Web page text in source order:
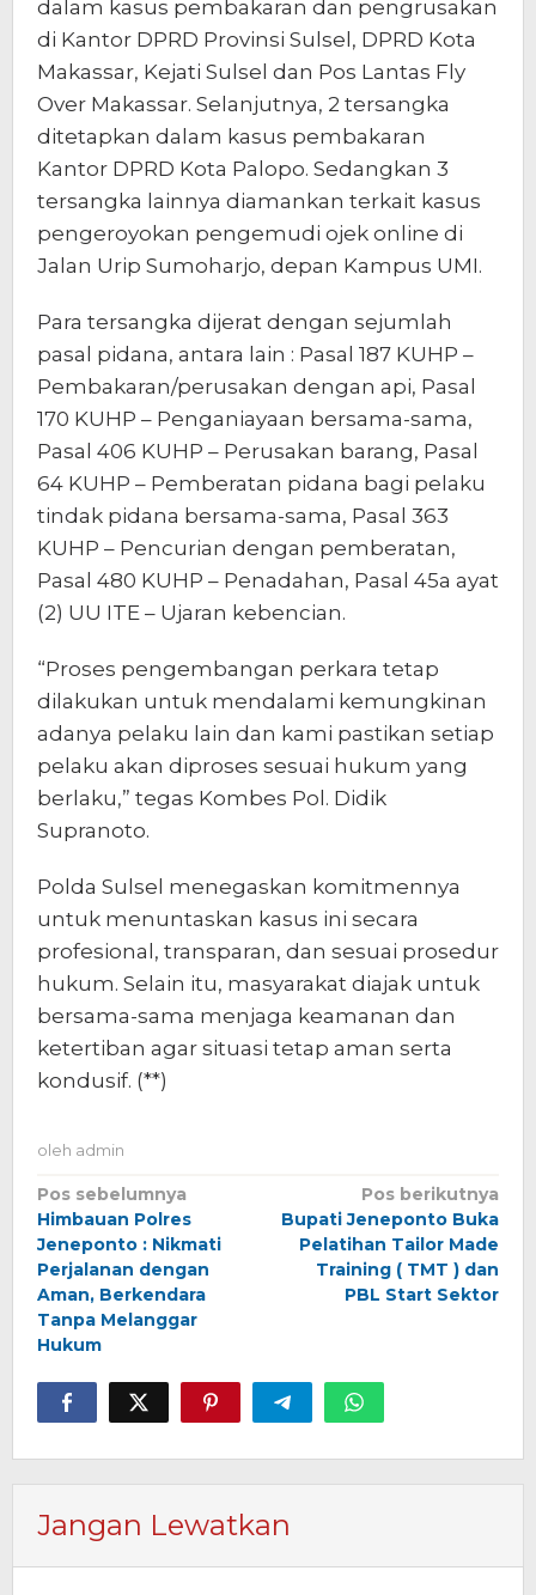
dalam kasus pembakaran dan pengrusakan
di Kantor DPRD Provinsi Sulsel, DPRD Kota
Makassar, Kejati Sulsel dan Pos Lantas Fly
Over Makassar. Selanjutnya, 2 tersangka
ditetapkan dalam kasus pembakaran
Kantor DPRD Kota Palopo. Sedangkan 3
tersangka lainnya diamankan terkait kasus
pengeroyokan pengemudi ojek online di
Jalan Urip Sumoharjo, depan Kampus UMI.
Para tersangka dijerat dengan sejumlah
pasal pidana, antara lain : Pasal 187 KUHP –
Pembakaran/perusakan dengan api, Pasal
170 KUHP – Penganiayaan bersama-sama,
Pasal 406 KUHP – Perusakan barang, Pasal
64 KUHP – Pemberatan pidana bagi pelaku
tindak pidana bersama-sama, Pasal 363
KUHP – Pencurian dengan pemberatan,
Pasal 480 KUHP – Penadahan, Pasal 45a ayat
(2) UU ITE – Ujaran kebencian.
“Proses pengembangan perkara tetap
dilakukan untuk mendalami kemungkinan
adanya pelaku lain dan kami pastikan setiap
pelaku akan diproses sesuai hukum yang
berlaku,” tegas Kombes Pol. Didik
Supranoto.
Polda Sulsel menegaskan komitmennya
untuk menuntaskan kasus ini secara
profesional, transparan, dan sesuai prosedur
hukum. Selain itu, masyarakat diajak untuk
bersama-sama menjaga keamanan dan
ketertiban agar situasi tetap aman serta
kondusif. (**)
oleh admin
Navigasi
pos
Pos sebelumnya
Himbauan Polres
Jeneponto : Nikmati
Perjalanan dengan
Aman, Berkendara
Tanpa Melanggar
Hukum
Pos berikutnya
Bupati Jeneponto Buka
Pelatihan Tailor Made
Training ( TMT ) dan
PBL Start Sektor
Jangan Lewatkan